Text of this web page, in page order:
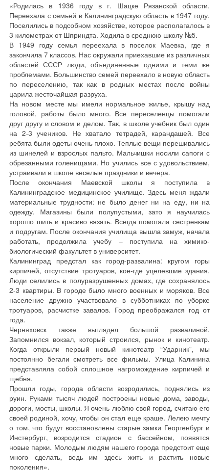
«Родилась в 1936 году в г. Шацке Рязанской области.
Переехала с семьей в Калининградскую область в 1947 году.
Поселились в подсобном хозяйстве, которое располагалось в
3 километрах от Шприндта. Ходила в среднюю школу №5.
В 1949 году семья переехала в поселок Маевка, где я
закончила 7 классов. Нас окружали приехавшие из различных
областей СССР люди, объединенные одними и теми же
проблемами. Большинство семей переехало в новую область
по переселению, так как в родных местах после войны
царила жесточайшая разруха.
На новом месте мы имели нормальное жилье, крышу над
головой, работы было много. Все переселенцы помогали
друг другу и словом и делом. Так, в школе учебник был один
на 2-3 учеников. Не хватало тетрадей, карандашей. Все
ребята были одеты очень плохо. Теплые вещи перешивались
из шинелей и взрослых пальто. Мальчишки носили сапоги с
обрезанными голенищами. Но учились все с удовольствием,
устраивали в школе веселые праздники и вечера.
После окончания Маевской школы я поступила в
Калининградское медицинское училище. Здесь меня ждали
материальные трудности: не было денег ни на еду, ни на
одежду. Магазины были полупустыми, зато я научилась
хорошо шить и красиво вязать. Всегда помогала сестренкам
и подругам. После окончания училища вышла замуж, начала
работать, продолжила учебу – поступила на химико-
биологический факультет в университет.
Калининград предстал как город-развалина: кругом горы
кирпичей, отсутствие тротуаров, кое-где уцелевшие здания.
Люди селились в полуразрушенных домах, где сохранялось
2-3 квартиры. В городе было много военных и моряков. Все
население дружно участвовало в субботниках по уборке
тротуаров, расчистке завалов. Город преображался год от
года.
Черняховск также выглядел большой развалиной.
Запомнился вокзал, который строился, рынок и кинотеатр.
Когда открыли первый новый кинотеатр “Ударник”, мы
постоянно бегали смотреть все фильмы. Улица Калинина
представляла собой сплошное нагромождение кирпичей и
щебня.
Прошли годы, города области возродились, поднялись из
руин. Руками тысяч людей построены новые дома, заводы,
дороги, мосты, школы. Я очень люблю свой город, считаю его
своей родиной, хочу, чтобы он стал еще краше. Лелею мечту
о том, что будут восстановлены старые замки Георгенбург и
Инстербург, возродится стадион с бассейном, появятся
новые парки. Молодым людям нашего города предстоит еще
много сделать, ведь им здесь жить и растить новые
поколения».